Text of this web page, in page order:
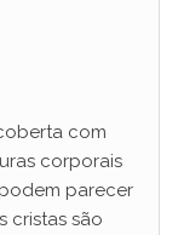
com
corporais
parecer
cristas são